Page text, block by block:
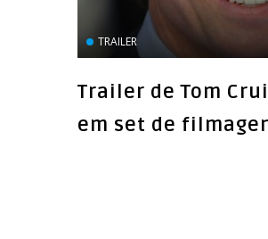
TRAILER
Trailer de Tom
em set de